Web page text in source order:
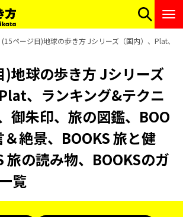
(15ページ目)地球の歩き方 Jシリーズ（国内）、Plat、
)地球の歩き方 Jシリーズ
Plat、ランキング&テクニ
御朱印、旅の図鑑、BOO
＆絶景、BOOKS 旅と健
旅の読み物、BOOKSのガ
覧